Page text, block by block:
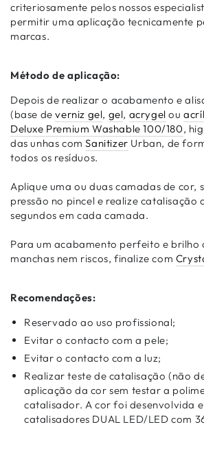
criteriosamente pelos nossos
permitir uma aplicação tecnicamente
marcas.
Método de aplicação:
Depois de realizar o acabamento e
(base deverniz gel, gel, acrygel ou
Deluxe Premium Washable 100/180,
das unhas comSanitizer Urban, de
todos os resíduos.
Aplique uma ou duas camadas de cor,
pressão no pincel e realize catalisação
segundos em cada camada.
Para um acabamento perfeito e brilho
manchas nem riscos, finalize com
Recomendações:
Reservado ao uso profissional;
Evitar o contacto com a pele;
Evitar o contacto com a luz;
Realizar teste de catalisação (não
aplicação da cor sem testar a
catalisador. A cor foi desenvolvida
catalisadores DUAL LED/LED com